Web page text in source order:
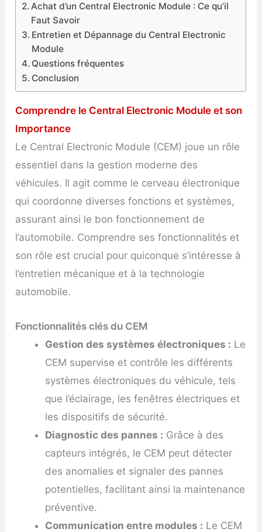
Achat d’un Central Electronic Module : Ce qu’il
Faut Savoir
Entretien et Dépannage du Central Electronic
Module
Questions fréquentes
Conclusion
Comprendre le Central Electronic Module et son
Importance
Le Central Electronic Module (CEM) joue un rôle
essentiel dans la gestion moderne des
véhicules. Il agit comme le cerveau électronique
qui coordonne diverses fonctions et systèmes,
assurant ainsi le bon fonctionnement de
l’automobile. Comprendre ses fonctionnalités et
son rôle est crucial pour quiconque s’intéresse à
l’entretien mécanique et à la technologie
automobile.
Fonctionnalités clés du CEM
Gestion des systèmes électroniques : Le
CEM supervise et contrôle les différents
systèmes électroniques du véhicule, tels
que l’éclairage, les fenêtres électriques et
les dispositifs de sécurité.
Diagnostic des pannes : Grâce à des
capteurs intégrés, le CEM peut détecter
des anomalies et signaler des pannes
potentielles, facilitant ainsi la maintenance
préventive.
Communication entre modules : Le CEM